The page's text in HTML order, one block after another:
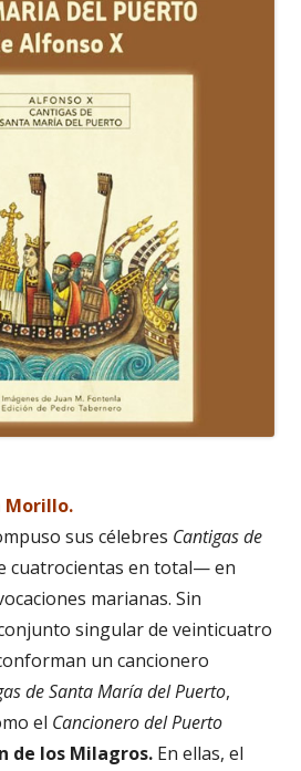
Morillo.
sus célebres Cantigas de
cuatrocientas en total— en
marianas. Sin
singular de veinticuatro
un cancionero
de Santa María del Puerto,
el Cancionero del Puerto
de los Milagros. En ellas, el